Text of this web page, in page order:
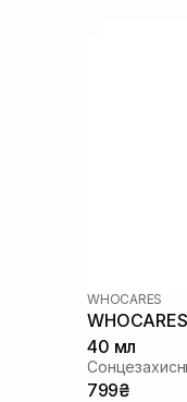
WHOCARES
40 мл
799₴